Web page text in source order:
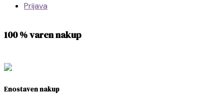
Prijava
100 % varen nakup
Enostaven nakup